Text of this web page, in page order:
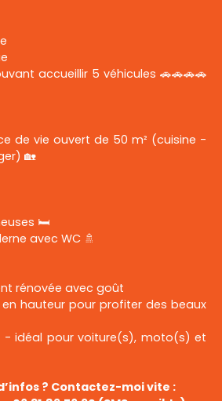
accueillir 5 véhicules 🚗🚗🚗🚗
de vie ouvert de 50 m² (cuisine -
🏡
🛏️
avec WC 🚿
rénovée avec goût
en hauteur pour profiter des beaux
- idéal pour voiture(s), moto(s) et
? Contactez-moi vite :